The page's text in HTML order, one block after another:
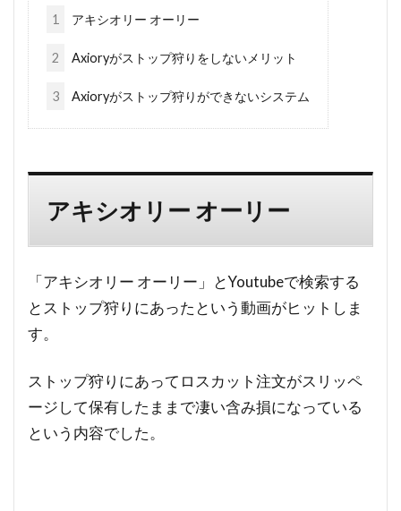
1 アキシオリー オーリー
2 Axioryがストップ狩りをしないメリット
3 Axioryがストップ狩りができないシステム
アキシオリー オーリー
「アキシオリー オーリー」とYoutubeで検索する
とストップ狩りにあったという動画がヒットしま
す。
ストップ狩りにあってロスカット注文がスリッペ
ージして保有したままで凄い含み損になっている
という内容でした。